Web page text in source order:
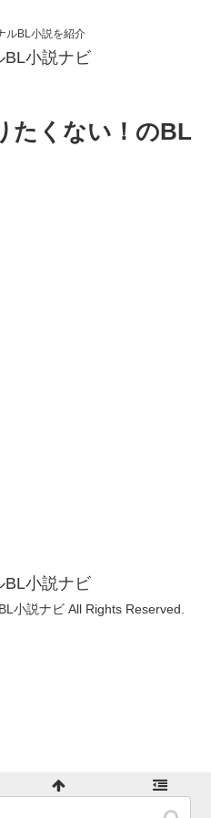
ルBL小説を紹介
BL小説ナビ
たくない！のBL
BL小説ナビ
小説ナビ All Rights Reserved.